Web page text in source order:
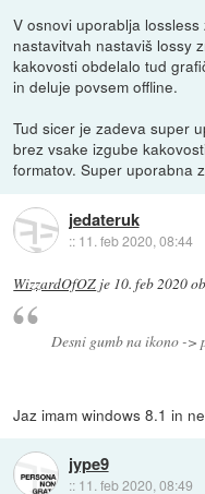
V osnovi uporablja
nastavitvah nastaviš lossy
kakovosti obdelalo tud
in deluje povsem offline.
Tud sicer je zadeva super
brez vsake izgube
formatov. Super uporabna
jedateruk
:: 11. feb 2020, 08:44
WizzardOfOZ je 10. feb 2020
Desni gumb na ikono ->
Jaz imam windows 8.1 in
jype9
:: 11. feb 2020, 08:49